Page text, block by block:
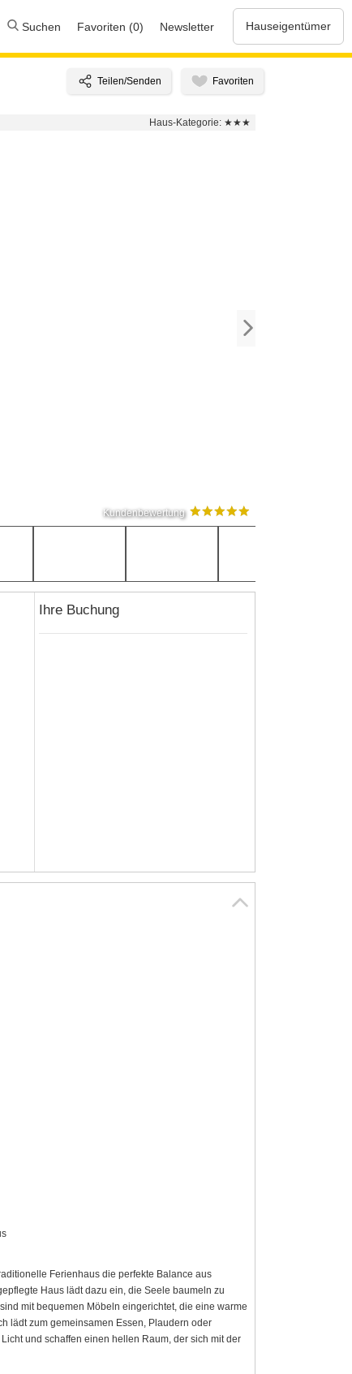
Suchen Favoriten (0) Newsletter Hauseigentümer
Haus-Kategorie: ★★★
Kundenbewertung
Ihre Buchung
Ferienhaus die perfekte Balance aus
Haus lädt dazu ein, die Seele baumeln zu
mit bequemen Möbeln eingerichtet, die eine warme
lädt zum gemeinsamen Essen, Plaudern oder
und schaffen einen hellen Raum, der sich mit der